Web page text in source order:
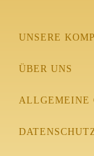
UNSERE
ÜBER UNS
ALLGEMEINE